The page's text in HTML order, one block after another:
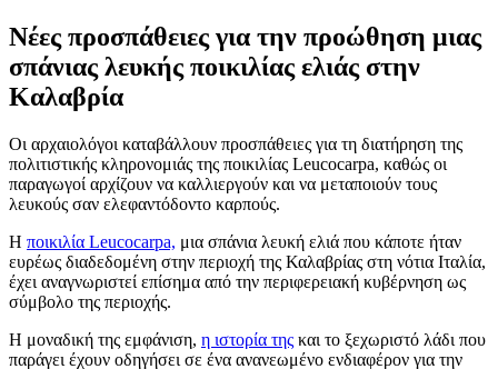
Νέες προσπάθειες για την προώθηση μιας
σπάνιας λευκής ποικιλίας ελιάς στην
Καλαβρία
Οι αρχαιολόγοι καταβάλλουν προσπάθειες για τη διατήρηση της
πολιτιστικής κληρονομιάς της ποικιλίας Leucocarpa, καθώς οι
παραγωγοί αρχίζουν να καλλιεργούν και να μεταποιούν τους
λευκούς σαν ελεφαντόδοντο καρπούς.
Η ποικιλία Leucocarpa, μια σπάνια λευκή ελιά που κάποτε ήταν
ευρέως διαδεδομένη στην περιοχή της Καλαβρίας στη νότια Ιταλία,
έχει αναγνωριστεί επίσημα από την περιφερειακή κυβέρνηση ως
σύμβολο της περιοχής.
Η μοναδική της εμφάνιση, η ιστορία της και το ξεχωριστό λάδι που
παράγει έχουν οδηγήσει σε ένα ανανεωμένο ενδιαφέρον για την